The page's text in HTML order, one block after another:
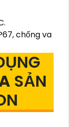
chống va
SẢN